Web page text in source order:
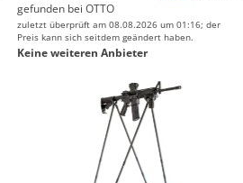
gefunden bei OTTO
zuletzt überprüft am 08.08.2026 um 01:16; der
Preis kann sich seitdem geändert haben.
Keine weiteren Anbieter